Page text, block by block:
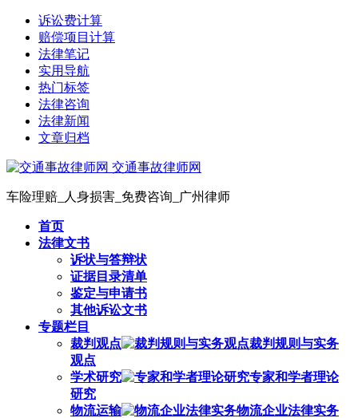
诉讼费计算
赔偿项目计算
法律笔记
实用导航
热门标签
法律咨询
法律新闻
文章归档
交通事故律师网
车险理赔_人身损害_免费咨询_广州律师
首页
法律文书
诉状与答辩状
证据目录清单
鉴定与申请书
其他诉讼文书
专题栏目
裁判观点
裁判规则与实务
观点
学术研究
专家和学者理论
研究
物流运输
物流企业法律实务